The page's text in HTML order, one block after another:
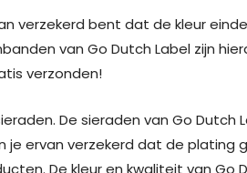
verzekerd bent dat de kleur
van Go Dutch Label zijn
verzonden!
De sieraden van Go Dutch
je ervan verzekerd dat de plating
De kleur en kwaliteit van Go